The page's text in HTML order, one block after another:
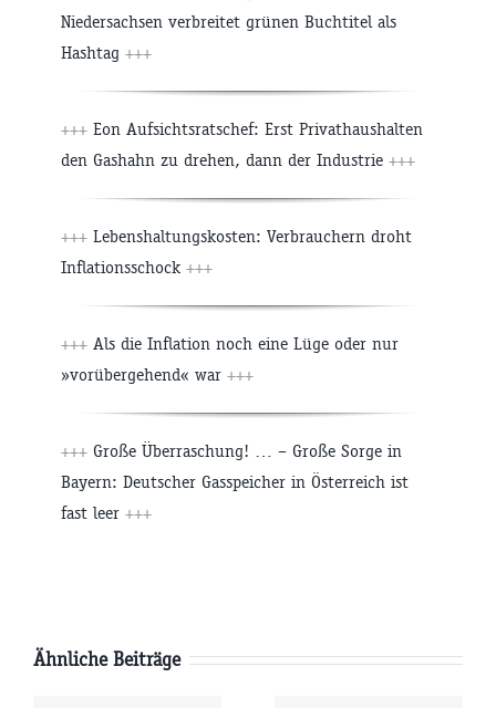
Niedersachsen verbreitet grünen Buchtitel als
Hashtag +++
+++ Eon Aufsichtsratschef: Erst Privathaushalten
den Gashahn zu drehen, dann der Industrie +++
+++ Lebenshaltungskosten: Verbrauchern droht
Inflationsschock +++
+++ Als die Inflation noch eine Lüge oder nur
»vorübergehend« war +++
+++ Große Überraschung! … – Große Sorge in
Bayern: Deutscher Gasspeicher in Österreich ist
fast leer +++
Ähnliche Beiträge